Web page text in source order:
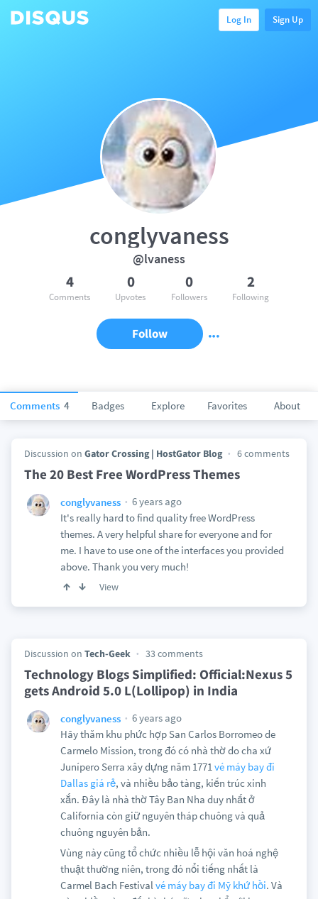
Log In Sign Up
Comments 4 Badges Explore Favorites About
conglyvaness
@lvaness
4
Comments
0
Upvotes
0
Followers
2
Following
Follow
Discussion on Gator Crossing | HostGator Blog 6 comments
The 20 Best Free WordPress Themes
conglyvaness
6 years ago
It's really hard to find quality free WordPress
themes. A very helpful share for everyone and for
me. I have to use one of the interfaces you provided
above. Thank you very much!
View
Discussion on Tech-Geek 33 comments
Technology Blogs Simplified: Official:Nexus 5
gets Android 5.0 L(Lollipop) in India
conglyvaness
6 years ago
Hãy thăm khu phức hợp San Carlos Borromeo de
Carmelo Mission, trong đó có nhà thờ do cha xứ
Junípero Serra xây dựng năm 1771vé máy bay đi
Dallas giá rẻ, và nhiều bảo tàng, kiến trúc xinh
xắn. Đây là nhà thờ Tây Ban Nha duy nhất ở
California còn giữ nguyên tháp chuông và quả
chuông nguyên bản.
Vùng này cũng tổ chức nhiều lễ hội văn hoá nghệ
thuật thường niên, trong đó nổi tiếng nhất là
Carmel Bach Festivalvé máy bay đi Mỹ khứ hồi. Và